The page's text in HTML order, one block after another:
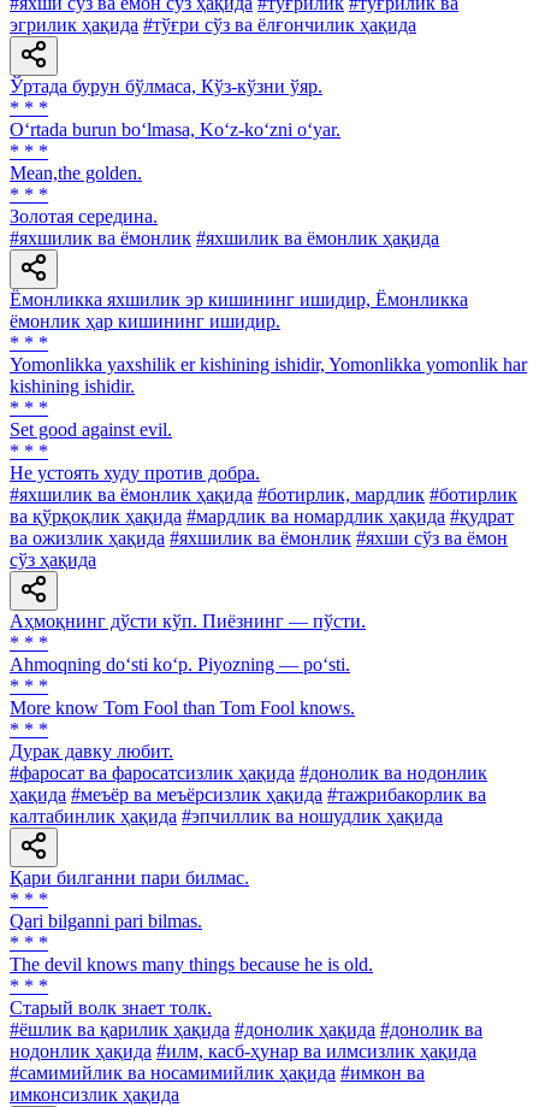
эгрилик ҳақида #тўғри сўз ва ёлғончилик ҳақида
Ўртада бурун бўлмаса, Кўз-кўзни ўяр.
* * *
O‘rtada burun bo‘lmasa, Ko‘z-ko‘zni o‘yar.
* * *
Mean,the golden.
* * *
Золотая середина.
#яхшилик ва ёмонлик #яхшилик ва ёмонлик ҳақида
Ёмонликка яхшилик эр кишининг ишидир, Ёмонликка
ёмонлик ҳар кишининг ишидир.
* * *
Yomonlikka yaxshilik er kishining ishidir, Yomonlikka yomonlik har
kishining ishidir.
* * *
Set good against evil.
* * *
He устоять худу против добра.
#яхшилик ва ёмонлик ҳақида #ботирлик, мардлик #ботирлик
ва қўрқоқлик ҳақида #мардлик ва номардлик ҳақида #қудрат
ва ожизлик ҳақида #яхшилик ва ёмонлик #яхши сўз ва ёмон
сўз ҳақида
Аҳмоқнинг дўсти кўп. Пиёзнинг — пўсти.
* * *
Ahmoqning do‘sti ko‘p. Piyozning — po‘sti.
* * *
More know Tom Fool than Тоm Fool knows.
* * *
Дурак давку любит.
#фаросат ва фаросатсизлик ҳақида #донолик ва нодонлик
ҳақида #меъёр ва меъёрсизлик ҳақида #тажрибакорлик ва
калтабинлик ҳақида #эпчиллик ва ношудлик ҳақида
Қари билганни пари билмас.
* * *
Qari bilganni pari bilmas.
* * *
The devil knows many things because he is old.
* * *
Старый волк знает толк.
#ёшлик ва қарилик ҳақида #донолик ҳақида #донолик ва
нодонлик ҳақида #илм, касб-ҳунар ва илмсизлик ҳақида
#самимийлик ва носамимийлик ҳақида #имкон ва
имконсизлик ҳақида